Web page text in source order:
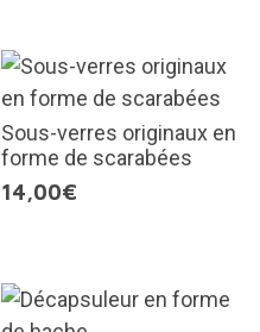
Sous-verres originaux en
forme de scarabées
14,00€